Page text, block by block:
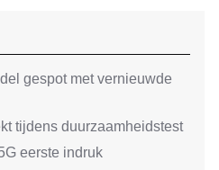
gespot met vernieuwde
tijdens duurzaamheidstest
eerste indruk